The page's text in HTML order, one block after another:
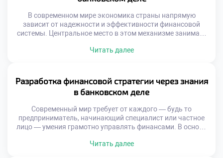
Искусственный интеллект […]
В современном мире экономика страны напрямую
зависит от надежности и эффективности финансовой
системы. Центральное место в этом механизме занимает
капитала, управление рисками и поддержку как частных
возможностью — это реальный путь к устойчивому
развитию общества. […]
Читать далее
Разработка финансовой стратегии через знания
в банковском деле
Современный мир требует от каждого — будь то
предприниматель, начинающий специалист или частное
лицо — умения грамотно управлять финансами. В основе
накопление средств, а осознанная разработка
Читать далее